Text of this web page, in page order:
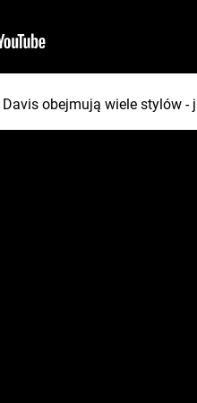
obejmują wiele stylów